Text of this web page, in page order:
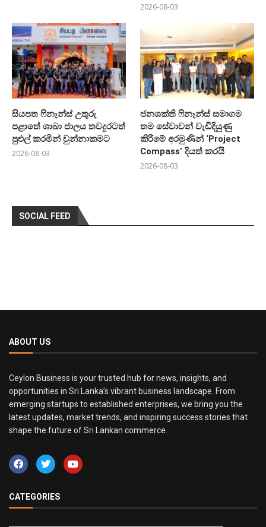
2026-08-03
සියපත ෆිනෑන්ස් උතුරු
පළාතේ ශාඛා ජාලය තවදුරටත්
පුළුල් කරමින් චුන්නාකමට
2026-08-03
ජනශක්ති ෆිනෑන්ස් සමාගම
තම සේවාවන් වැඩිදියුණු
කිරීමේ අරමුණින් ‘Project
Compass’ දියත් කරයි
2026-08-03
SOCIAL FEED
ABOUT US
Ceylon Business is your trusted hub for news, insights, and
opportunities in Sri Lanka’s vibrant business landscape. From
emerging startups to established enterprises, we bring you the
latest updates, market trends, and inspiring success stories that
shape the future of Sri Lankan commerce.
CATEGORIES